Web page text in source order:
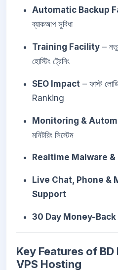
Automatic Backup
ব্যাকআপ সুবিধা
Training Facility –
হোস্টিং ট্রেনিং
SEO Impact – ফাস্ট
Ranking
Monitoring &
মনিটরিং সিস্টেম
Realtime Malware
Live Chat, Phone &
Support
30 Day Money-
Key Features of BD
VPS Hosting